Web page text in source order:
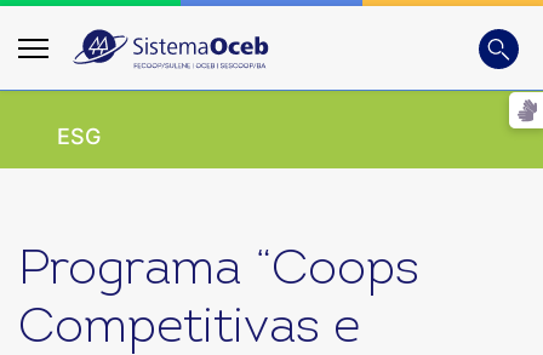
Busca
ESG
Programa “Coops
Competitivas e